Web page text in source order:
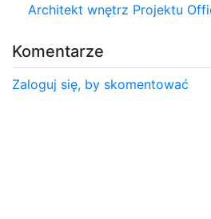
Architekt wnętrz Projektu
Komentarze
Zaloguj się, by skomentować